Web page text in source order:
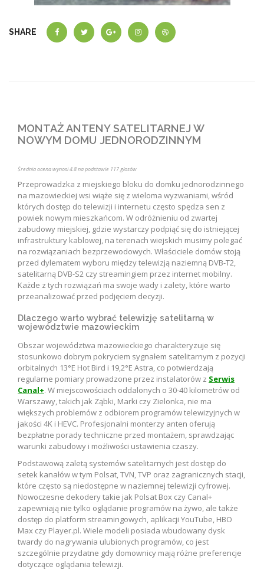
SHARE
MONTAŻ ANTENY SATELITARNEJ W
NOWYM DOMU JEDNORODZINNYM
Średnia ocena wynosi4.8na podstawie 117głosów
Przeprowadzka z miejskiego bloku do domku jednorodzinnego
na mazowieckiej wsi wiąże się z wieloma wyzwaniami, wśród
których dostęp do telewizji i internetu często spędza sen z
powiek nowym mieszkańcom. W odróżnieniu od zwartej
zabudowy miejskiej, gdzie wystarczy podpiąć się do istniejącej
infrastruktury kablowej, na terenach wiejskich musimy polegać
na rozwiązaniach bezprzewodowych. Właściciele domów stoją
przed dylematem wyboru między telewizją naziemną DVB-T2,
satelitarną DVB-S2 czy streamingiem przez internet mobilny.
Każde z tych rozwiązań ma swoje wady i zalety, które warto
przeanalizować przed podjęciem decyzji.
Dlaczego warto wybrać telewizję satelitarną w
województwie mazowieckim
Obszar województwa mazowieckiego charakteryzuje się
stosunkowo dobrym pokryciem sygnałem satelitarnym z pozycji
orbitalnych 13°E Hot Bird i 19,2°E Astra, co potwierdzają
regularne pomiary prowadzone przez instalatorów z Serwis
Canal+. W miejscowościach oddalonych o 30-40 kilometrów od
Warszawy, takich jak Ząbki, Marki czy Zielonka, nie ma
większych problemów z odbiorem programów telewizyjnych w
jakości 4K i HEVC. Profesjonalni monterzy anten oferują
bezpłatne porady techniczne przed montażem, sprawdzając
warunki zabudowy i możliwości ustawienia czaszy.
Podstawową zaletą systemów satelitarnych jest dostęp do
setek kanałów w tym Polsat, TVN, TVP oraz zagranicznych stacji,
które często są niedostępne w naziemnej telewizji cyfrowej.
Nowoczesne dekodery takie jak Polsat Box czy Canal+
zapewniają nie tylko oglądanie programów na żywo, ale także
dostęp do platform streamingowych, aplikacji YouTube, HBO
Max czy Player.pl. Wiele modeli posiada wbudowany dysk
twardy do nagrywania ulubionych programów, co jest
szczególnie przydatne gdy domownicy mają różne preferencje
dotyczące oglądania telewizji.